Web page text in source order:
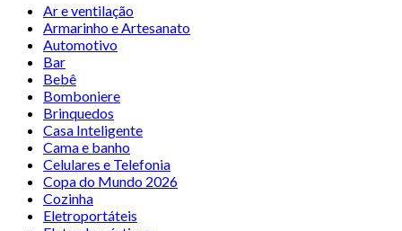
Ar e ventilação
Armarinho e Artesanato
Automotivo
Bar
Bebê
Bomboniere
Brinquedos
Casa Inteligente
Cama e banho
Celulares e Telefonia
Copa do Mundo 2026
Cozinha
Eletroportáteis